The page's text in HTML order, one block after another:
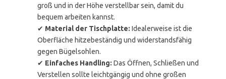
groß und in der Höhe verstellbar sein, damit du
bequem arbeiten kannst.
✔ Material der Tischplatte: Idealerweise ist die
Oberfläche hitzebeständig und widerstandsfähig
gegen Bügelsohlen.
✔ Einfaches Handling: Das Öffnen, Schließen und
Verstellen sollte leichtgängig und ohne großen